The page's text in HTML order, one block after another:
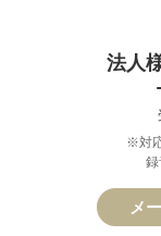
法人
※対
メ